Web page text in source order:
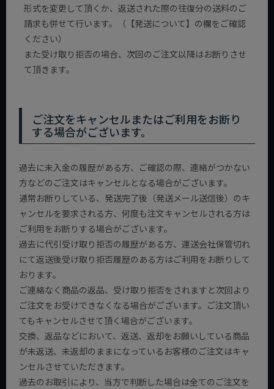
形式を変更して頂くか、返送された際の往復分の送料のご
請求も併せて行います。（【発送について】の欄をご確認
ください）
また受け取り拒否の場合、次回のご注文以降はお断りさせ
て頂きます。
ご注文をキャンセルまたはご利用をお断り
する場合がございます。
過去に未入金の履歴がある方、ご確認の際、連絡がつかない
方などのご注文はキャンセルとなる場合がございます。
通常お断りしている、発送完了後（発送メール送信後）のキ
ャンセルを要求される方、何度も注文キャンセルされる方は
ご利用をお断りする場合がございます。
過去に代引受け取り拒否の履歴がある方、運送会社保管切れ
にて返送後受け取り拒否履歴のある方はご利用をお断りして
おります。
ご連絡なく商品の返品、受け取り拒否をされますと次回より
ご注文をお受けできなくなる場合がございます。ご注文頂い
てもキャンセルさせて頂く場合がございます。
交換、返品などにおいて、返送、返却をお願いしている商品
が未返送、未返却のままになっているお客様のご注文はキャ
ンセルさせていただきます。
過去のお取引により、当方で判断した場合は全てのご注文を